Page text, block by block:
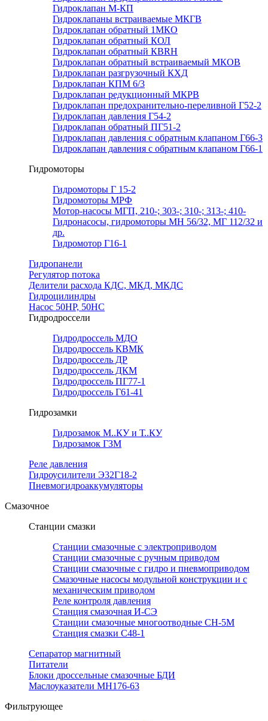
Гидроклапан М-КП
Гидроклапаны встраиваемые МКГВ
Гидроклапан обратный 1МКО
Гидроклапан обратный КОЛ
Гидроклапан обратный КВRН
Гидроклапан обратный встраиваемый МКОВ
Гидроклапан разгрузочный КХД
Гидроклапан КПМ 6/3
Гидроклапан редукционный МКРВ
Гидроклапан предохранительно-переливной Г52-2
Гидроклапан давления Г54-2
Гидроклапан обратный ПГ51-2
Гидроклапан давления с обратным клапаном Г66-3
Гидроклапан давления с обратным клапаном Г66-1
Гидромоторы
Гидромоторы Г 15-2
Гидромоторы МРФ
Мотор-насосы МГП, 210-; 303-; 310-; 313-; 410-
Гидронасосы, гидромоторы МН 56/32, МГ 112/32 и
др.
Гидромотор Г16-1
Гидропанели
Регулятор потока
Делители расхода КДС, МКД, МКДС
Гидроцилиндры
Насос 50НР, 50НС
Гидродроссели
Гидродроссель МДО
Гидродроссель КВМК
Гидродроссель ДР
Гидродроссель ДКМ
Гидродроссель ПГ77-1
Гидродроссель Г61-41
Гидрозамки
Гидрозамок М..КУ и Т..КУ
Гидрозамок ГЗМ
Реле давления
Гидроусилители Э32Г18-2
Пневмогидроаккумуляторы
Смазочное
Станции смазки
Станции смазочные с электроприводом
Станции смазочные с ручным приводом
Станции смазочные с гидро и пневмоприводом
Смазочные насосы модульной конструкции и с
механическим приводом
Реле контроля давления
Станция смазочная И-СЭ
Станции смазочные многоотводные СН-5М
Станция смазки С48-1
Сепаратор магнитный
Питатели
Блоки дроссельные смазочные БДИ
Маслоуказатели МН176-63
Фильтрующее